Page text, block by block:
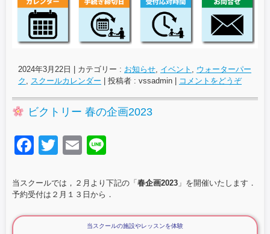
2024年3月22日 カテゴリー : お知らせ イベント
ウォーターパー
ク
スクールカレンダー 投稿者 : vssadmin コメントをどうぞ
ビクトリー 春の企画2023
F
c
e
b
T
tt
er
E
ail e
当スクールでは，２月より下記の「 春企画2023 」を開催いたします．
予約受付は２月１３日から．
当スクールの施設やレッスンを体験